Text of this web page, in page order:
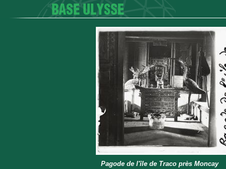
Pagode de l'île de Traco près Moncay